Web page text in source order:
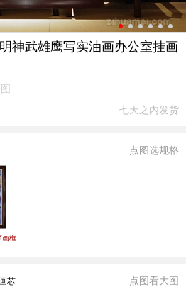
神武雄鹰写实油画办公室挂画
七天之内发货
点图选规格
画框
芯 点图看大图